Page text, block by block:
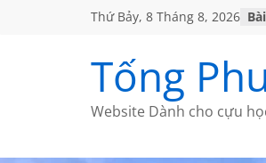
Thứ Bảy, 8 Tháng 8, 2026
Tống
Website Dành cho cựu